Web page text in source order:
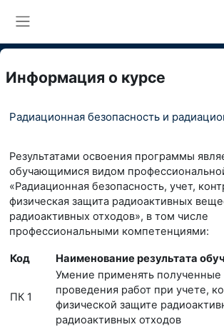
Информация о курсе
Радиационная безопасность и
Результатами освоения программы
обучающимися видом
«Радиационная безопасность, учет,
физическая защита радиоактивных
радиоактивных отходов», в том числе
профессиональными компетенциями:
Код Наименование результата
ПК 1
Умение применять полученные
проведения работ при учете,
физической защите
радиоактивных отходов